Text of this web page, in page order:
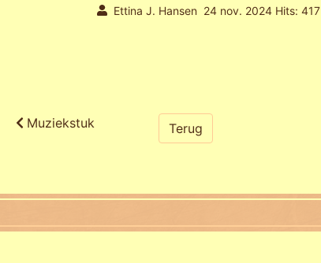
Ettina J. Hansen 24 nov. 2024Hits: 417
Muziekstuk Terug